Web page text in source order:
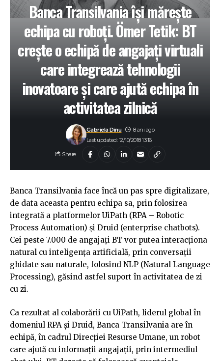
Banca Transilvania își mărește
echipa cu roboți. Ömer Tetik: BT
creşte o echipă de angajați virtuali
care integrează tehnologii
inovatoare şi care ajută echipa în
activitatea zilnică
Last updated: 12/10/2018 13:16
Gabriela Dinu 8 ani ago
Share
Banca Transilvania face încă un pas spre digitalizare,
de data aceasta pentru echipa sa, prin folosirea
integrată a platformelor UiPath (RPA – Robotic
Process Automation) și Druid (enterprise chatbots).
Cei peste 7.000 de angajați BT vor putea interacționa
natural cu inteligența artificială, prin conversații
ghidate sau naturale, folosind NLP (Natural Language
Processing), găsind astfel suport în activitatea de zi
cu zi.
Ca rezultat al colaborării cu UiPath, liderul global în
domeniul RPA şi Druid, Banca Transilvania are în
echipă, în cadrul Direcției Resurse Umane, un robot
care ajută cu informații angajații, prin intermediul